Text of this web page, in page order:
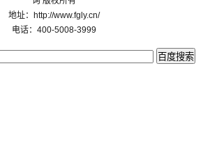
地址：http://www.fgly.cn/
电话：400-5008-3999